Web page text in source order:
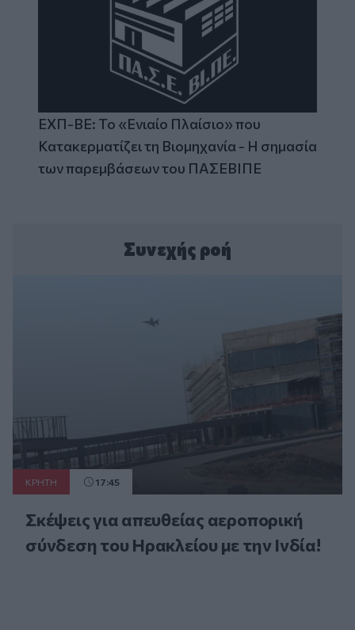
ΕΧΠ-ΒΕ: Το «Ενιαίο Πλαίσιο» που
Κατακερματίζει τη Βιομηχανία - Η σημασία
των παρεμβάσεων του ΠΑΣΕΒΙΠΕ
Συνεχής ροή
ΚΡΗΤΗ 17:45
Σκέψεις για απευθείας αεροπορική
σύνδεση του Ηρακλείου με την Ινδία!